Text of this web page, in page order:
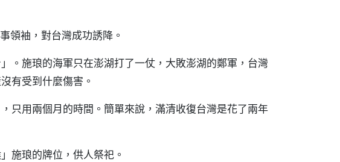
領袖，對台灣成功誘降。
。施琅的海軍只在澎湖打了一仗，大敗澎湖的鄭軍，台灣
有受到什麼傷害。
只用兩個月的時間。簡單來說，滿清收復台灣是花了兩年
施琅的牌位，供人祭祀。